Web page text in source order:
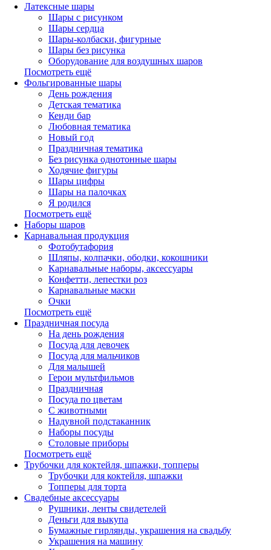
Латексные шары
Шары с рисунком
Шары сердца
Шары-колбаски, фигурные
Шары без рисунка
Оборудование для воздушных шаров
Посмотреть ещё
Фольгированные шары
День рождения
Детская тематика
Кенди бар
Любовная тематика
Новый год
Праздничная тематика
Без рисунка однотонные шары
Ходячие фигуры
Шары цифры
Шары на палочках
Я родился
Посмотреть ещё
Наборы шаров
Карнавальная продукция
Фотобутафория
Шляпы, колпачки, ободки, кокошники
Карнавальные наборы, аксессуары
Конфетти, лепестки роз
Карнавальные маски
Очки
Посмотреть ещё
Праздничная посуда
На день рождения
Посуда для девочек
Посуда для мальчиков
Для малышей
Герои мультфильмов
Праздничная
Посуда по цветам
С животными
Надувной подстаканник
Наборы посуды
Столовые приборы
Посмотреть ещё
Трубочки для коктейля, шпажки, топперы
Трубочки для коктейля, шпажки
Топперы для торта
Свадебные аксессуары
Рушники, ленты свидетелей
Деньги для выкупа
Бумажные гирлянды, украшения на свадьбу
Украшения на машину